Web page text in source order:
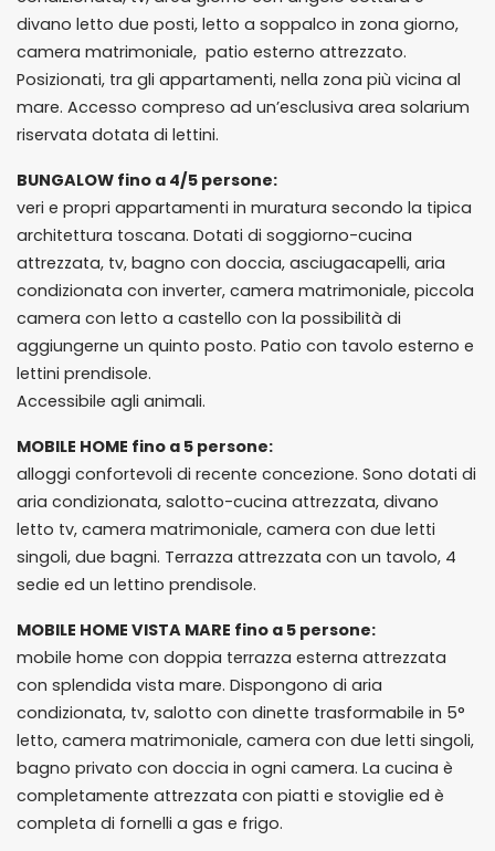
divano letto due posti, letto a soppalco in zona giorno,
camera matrimoniale, patio esterno attrezzato.
Posizionati, tra gli appartamenti, nella zona più vicina al
mare. Accesso compreso ad un’esclusiva area solarium
riservata dotata di lettini.
BUNGALOW fino a 4/5 persone:
veri e propri appartamenti in muratura secondo la tipica
architettura toscana. Dotati di soggiorno-cucina
attrezzata, tv, bagno con doccia, asciugacapelli, aria
condizionata con inverter, camera matrimoniale, piccola
camera con letto a castello con la possibilità di
aggiungerne un quinto posto. Patio con tavolo esterno e
lettini prendisole.
Accessibile agli animali.
MOBILE HOME fino a 5 persone:
alloggi confortevoli di recente concezione. Sono dotati di
aria condizionata, salotto-cucina attrezzata, divano
letto tv, camera matrimoniale, camera con due letti
singoli, due bagni. Terrazza attrezzata con un tavolo, 4
sedie ed un lettino prendisole.
MOBILE HOME VISTA MARE fino a 5 persone:
mobile home con doppia terrazza esterna attrezzata
con splendida vista mare. Dispongono di aria
condizionata, tv, salotto con dinette trasformabile in 5°
letto, camera matrimoniale, camera con due letti singoli,
bagno privato con doccia in ogni camera. La cucina è
completamente attrezzata con piatti e stoviglie ed è
completa di fornelli a gas e frigo.